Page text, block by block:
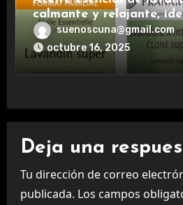
calmante y relajante,
aromaterapia.
suenoscuna@gmail.com
octubre 16, 2025
Deja una
Tu dirección de correo
publicada. Los campos